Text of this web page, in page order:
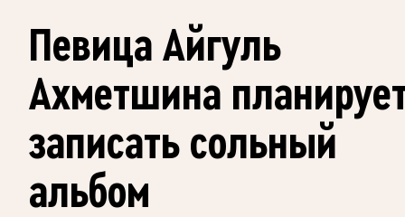
Певица Айгуль
Ахметшина
записать сольный
альбом